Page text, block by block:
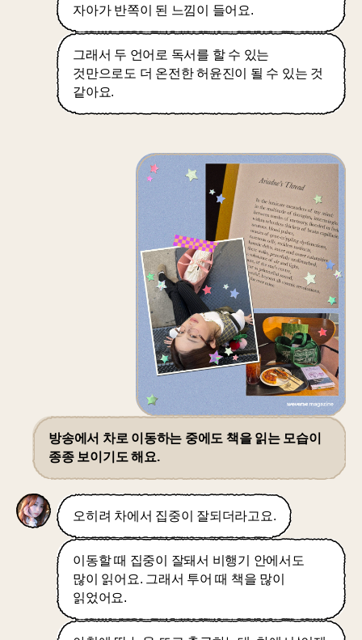
자아가 반쪽이 된 느낌이 들어요.
그래서 두 언어로 독서를 할 수 있는
것만으로도 더 온전한 허윤진이 될 수 있는 것
같아요.
방송에서 차로 이동하는 중에도 책을 읽는 모습이
종종 보이기도 해요.
오히려 차에서 집중이 잘되더라고요.
이동할 때 집중이 잘돼서 비행기 안에서도
많이 읽어요. 그래서 투어 때 책을 많이
읽었어요.